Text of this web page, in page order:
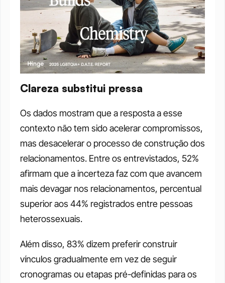
Clareza substitui pressa
Os dados mostram que a resposta a esse
contexto não tem sido acelerar compromissos,
mas desacelerar o processo de construção dos
relacionamentos. Entre os entrevistados, 52%
afirmam que a incerteza faz com que avancem
mais devagar nos relacionamentos, percentual
superior aos 44% registrados entre pessoas
heterossexuais.
Além disso, 83% dizem preferir construir
vínculos gradualmente em vez de seguir
cronogramas ou etapas pré-definidas para os